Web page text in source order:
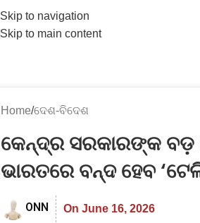
Skip to navigation
Skip to main content
Home ଦେଶ-ବିଦେଶ
କେନ୍ଦ୍ର ସରକାରଙ୍କ
ଭାରତରେ ବନ୍ଦ ହେବ
ONN On June 16, 2026